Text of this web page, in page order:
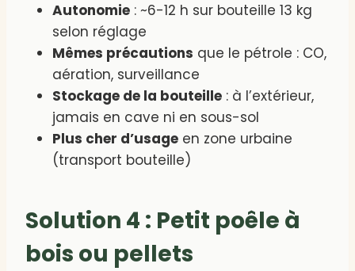
Autonomie : ~6-12 h sur bouteille 13 kg
selon réglage
Mêmes précautions que le pétrole : CO,
aération, surveillance
Stockage de la bouteille : à l’extérieur,
jamais en cave ni en sous-sol
Plus cher d’usage en zone urbaine
(transport bouteille)
Solution 4 : Petit poêle à
bois ou pellets